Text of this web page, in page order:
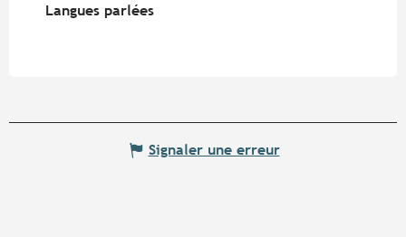
Langues parlées
Langues parlées
Signaler une erreur